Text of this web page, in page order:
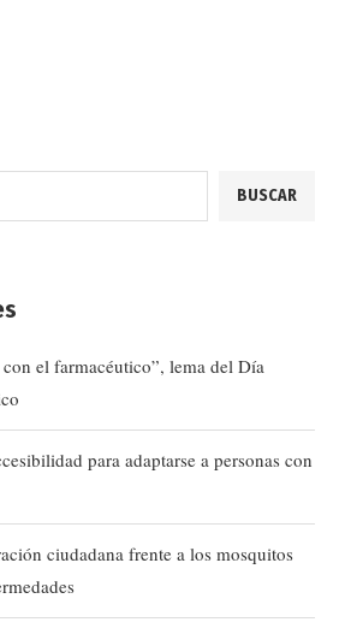
BUSCAR
el farmacéutico”, lema del Día
para adaptarse a personas con
ciudadana frente a los mosquitos